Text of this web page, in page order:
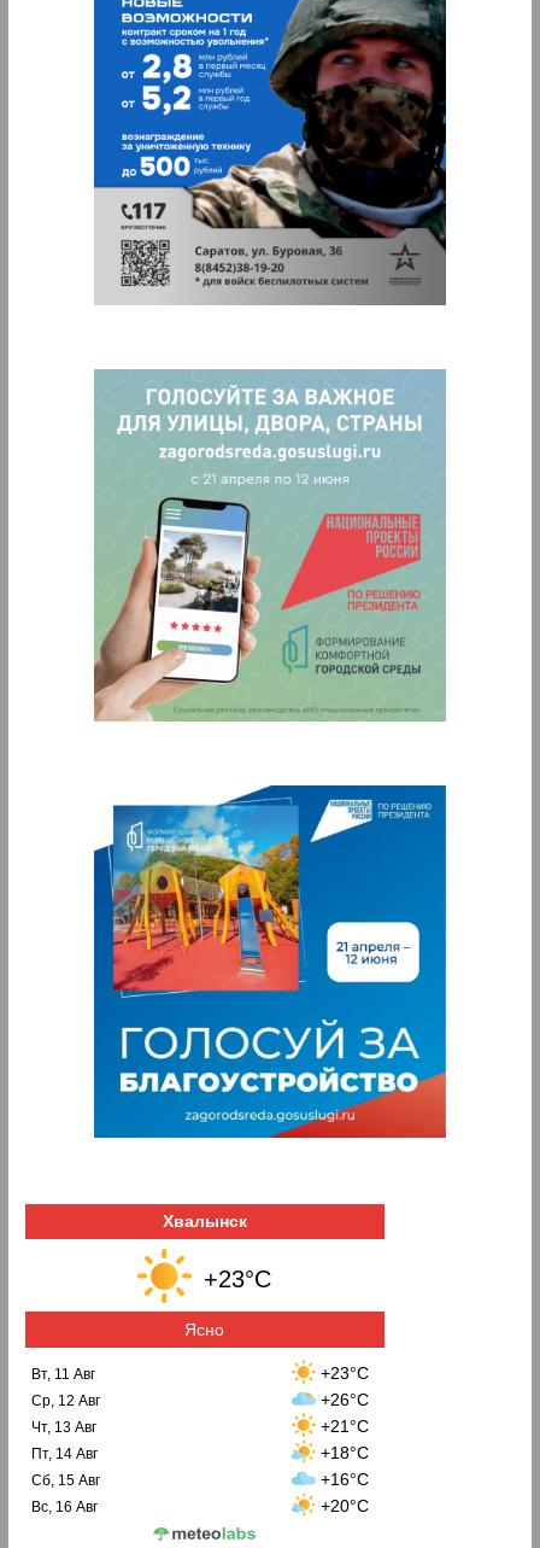
Хвалынск
+23°C
Ясно
Вт, 11 Авг +23°C
Ср, 12 Авг +26°C
Чт, 13 Авг +21°C
Пт, 14 Авг +18°C
Сб, 15 Авг +16°C
Вс, 16 Авг +20°C